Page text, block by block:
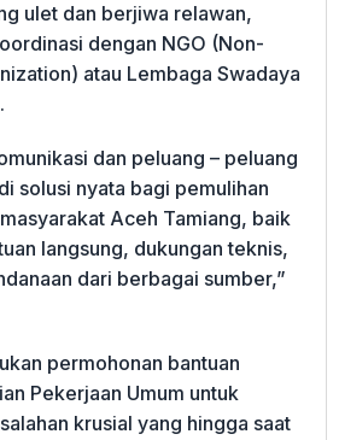
ulet dan berjiwa relawan,
dengan NGO (Non-
atau Lembaga Swadaya
dan peluang – peluang
solusi nyata bagi pemulihan
Aceh Tamiang, baik
langsung, dukungan teknis,
dari berbagai sumber,”
permohonan bantuan
Pekerjaan Umum untuk
krusial yang hingga saat